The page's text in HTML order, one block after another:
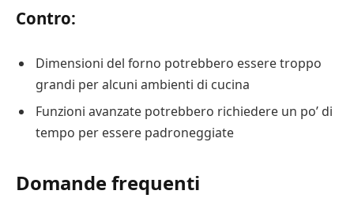
Contro:
Dimensioni del forno potrebbero essere troppo
grandi per alcuni ambienti di cucina
Funzioni avanzate potrebbero richiedere un po’ di
tempo per essere padroneggiate
Domande frequenti